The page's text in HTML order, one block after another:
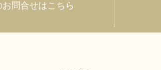
お問合せはこちら